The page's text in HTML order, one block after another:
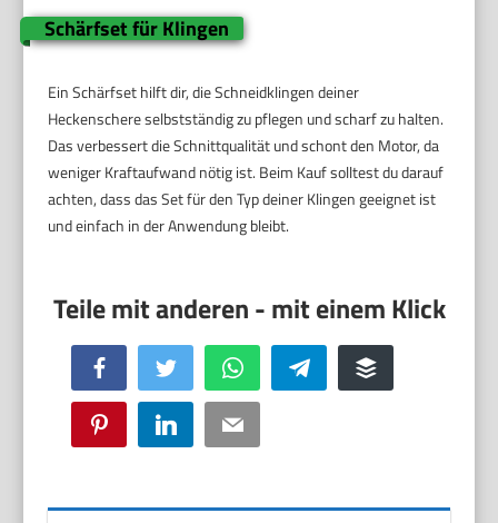
Schärfset für Klingen
Ein Schärfset hilft dir, die Schneidklingen deiner
Heckenschere selbstständig zu pflegen und scharf zu halten.
Das verbessert die Schnittqualität und schont den Motor, da
weniger Kraftaufwand nötig ist. Beim Kauf solltest du darauf
achten, dass das Set für den Typ deiner Klingen geeignet ist
und einfach in der Anwendung bleibt.
Facebook Twitter WhatsApp Telegram Buffer
Pinterest LinkedIn Email